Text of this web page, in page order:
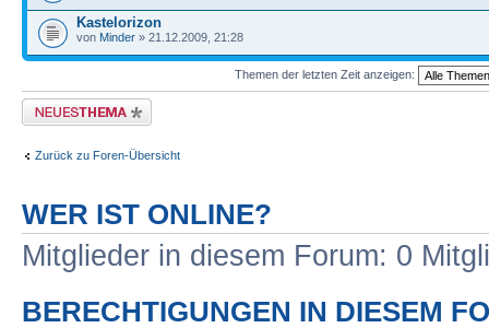
Kastelorizon
von Minder » 21.12.2009, 21:28
Themen der letzten Zeit anzeigen:
Neues Thema erstellen
Zurück zu Foren-Übersicht
WER IST ONLINE?
Mitglieder in diesem Forum: 0
BERECHTIGUNGEN IN DIESEM